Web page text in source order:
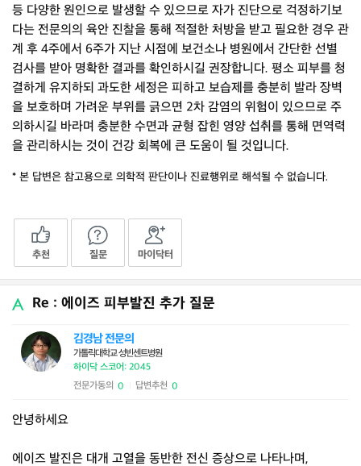
등 다양한 원인으로 발생할 수 있으므로 자가 진단으로 걱정하기보
다는 전문의의 육안 진찰을 통해 적절한 처방을 받고 필요한 경우 관
계 후 4주에서 6주가 지난 시점에 보건소나 병원에서 간단한 선별
검사를 받아 명확한 결과를 확인하시길 권장합니다. 평소 피부를 청
결하게 유지하되 과도한 세정은 피하고 보습제를 충분히 발라 장벽
을 보호하며 가려운 부위를 긁으면 2차 감염의 위험이 있으므로 주
의하시길 바라며 충분한 수면과 균형 잡힌 영양 섭취를 통해 면역력
을 관리하시는 것이 건강 회복에 큰 도움이 될 것입니다.
* 본 답변은 참고용으로 의학적 판단이나 진료행위로 해석될 수 없습니다.
추천 질문 마이닥터
Re : 에이즈 피부발진 추가 질문
김경남 전문의
가톨릭대학교 성빈센트병원
하이닥 스코어: 2045
전문가동의 0 답변추천 0
안녕하세요
에이즈 발진은 대개 고열을 동반한 전신 증상으로 나타나며,